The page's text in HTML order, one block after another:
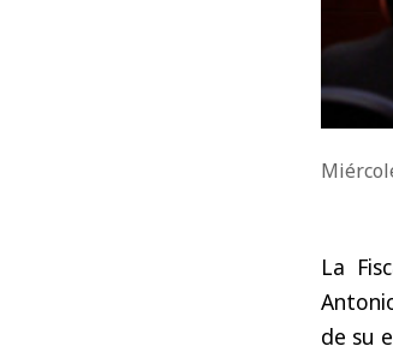
La
de su